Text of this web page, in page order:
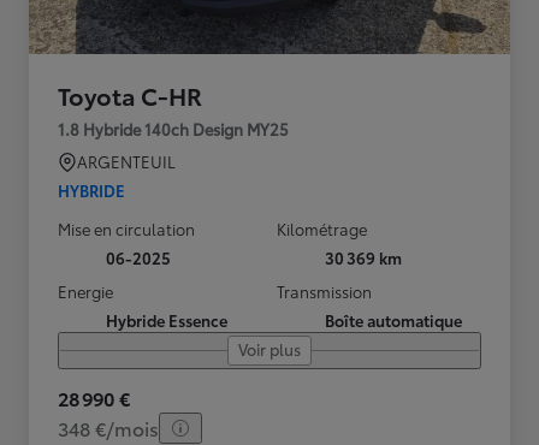
Toyota C-HR
1.8 Hybride 140ch Design MY25
ARGENTEUIL
HYBRIDE
Mise en circulation
06-2025
Kilométrage
30 369 km
Energie
Hybride Essence
Transmission
Boîte automatique
Voir plus
28 990 €
348 €/mois